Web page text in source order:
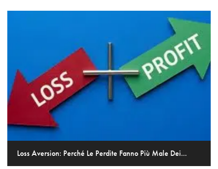
Loss Aversion: Perché Le Perdite Fanno Più Male Dei...